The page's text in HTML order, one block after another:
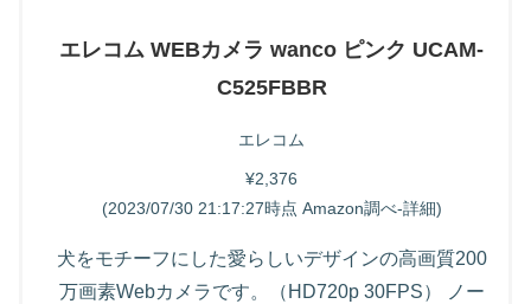
エレコム WEBカメラ wanco ピンク UCAM-
C525FBBR
エレコム
¥2,376
(2023/07/30 21:17:27時点 Amazon調べ-詳細)
犬をモチーフにした愛らしいデザインの高画質200
万画素Webカメラです。（HD720p 30FPS） ノー